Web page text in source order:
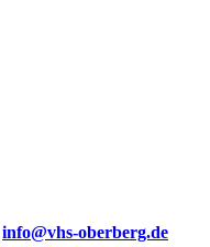
info@vhs-oberberg.de